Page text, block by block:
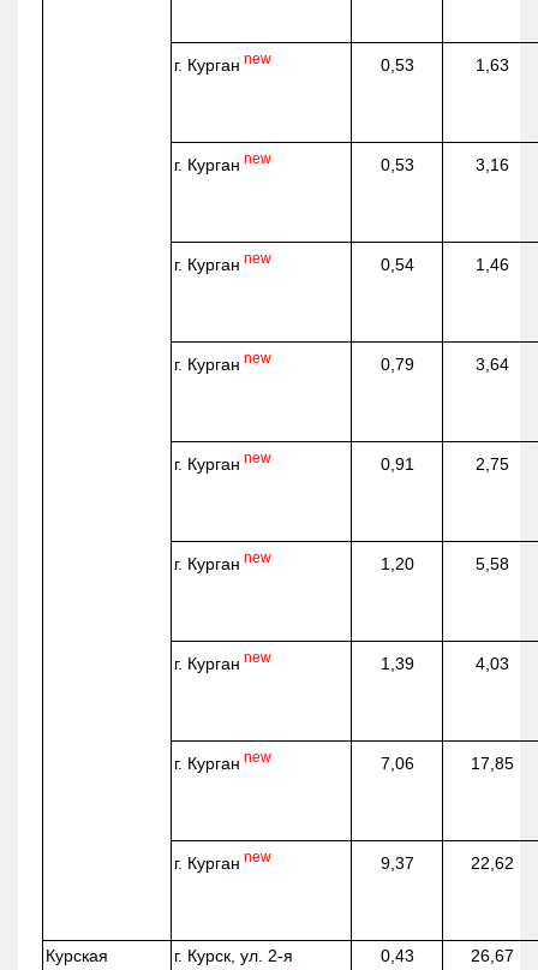
г. Курган new 0,53 1,63
г. Курган new 0,53 3,16
г. Курган new 0,54 1,46
г. Курган new 0,79 3,64
г. Курган new 0,91 2,75
г. Курган new 1,20 5,58
г. Курган new 1,39 4,03
г. Курган new 7,06 17,85
г. Курган new 9,37 22,62
Курская
г. Курск, ул. 2-я
0,43 26,67